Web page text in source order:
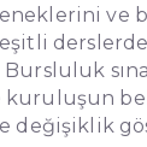
ve
kuruluşun
değişiklik